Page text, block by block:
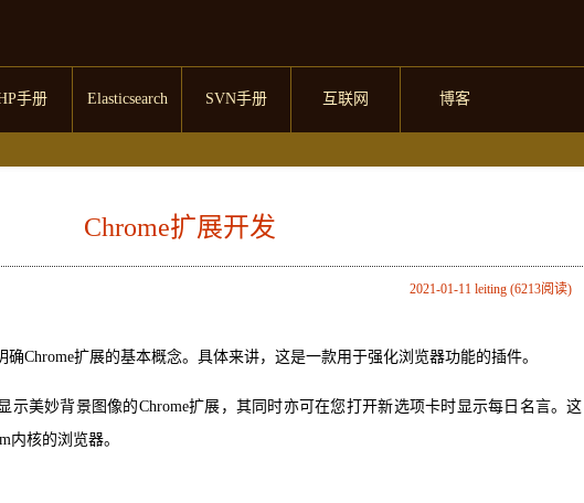
手册 Elasticsearch SVN手册 互联网 博客
Chrome扩展开发
2021-01-11 leiting (6213阅读)
Chrome扩展的基本概念。具体来讲，这是一款用于强化浏览器功能的插件。
示美妙背景图像的Chrome扩展，其同时亦可在您打开新选项卡时显示每日名言。这
内核的浏览器。